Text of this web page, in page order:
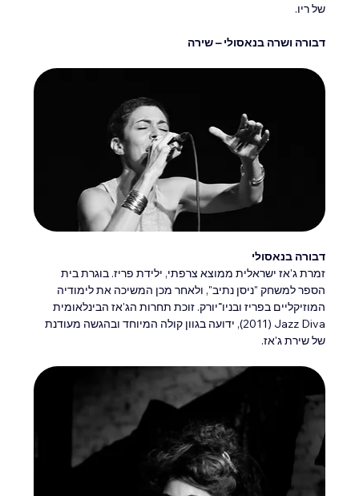
של ריו.
דבורה ושרה בנאסולי – שירה
דבורה בנאסולי
זמרת ג'אז ישראלית ממוצא צרפתי, ילידת פריז. בוגרת בית
הספר למשחק "ניסן נתיב", ולאחר מכן המשיכה את לימודיה
המוזיקליים בפריז ובניו־יורק. זוכת תחרות הג'אז הבינלאומית
Jazz Diva ‏(2011), ידועה בגוון קולה המיוחד ובהגשה מעודנת
של שירת ג'אז.